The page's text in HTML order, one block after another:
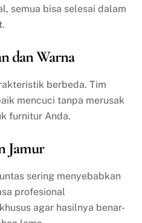
semua bisa selesai dalam
dan Warna
berbeda. Tim
mencuci tanpa merusak
furnitur Anda.
Jamur
sering menyebabkan
profesional
agar hasilnya benar-